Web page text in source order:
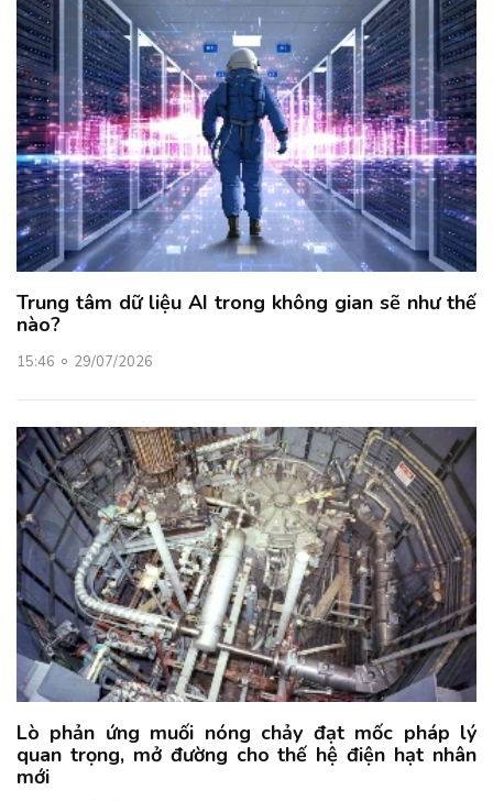
Trung tâm dữ liệu AI trong không gian sẽ như thế
nào?
15:46 29/07/2026
Lò phản ứng muối nóng chảy đạt mốc pháp lý
quan trọng, mở đường cho thế hệ điện hạt nhân
mới